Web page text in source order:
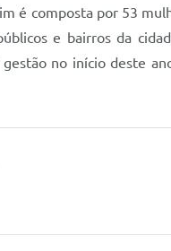
é composta por 53
e bairros da
no início deste